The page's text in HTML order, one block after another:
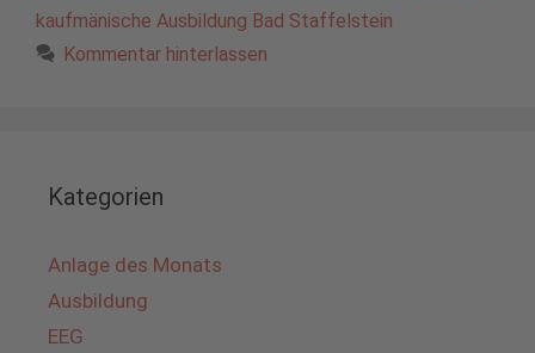
kaufmänische Ausbildung Bad Staffelstein
Kommentar hinterlassen
Kategorien
Anlage des Monats
Ausbildung
EEG